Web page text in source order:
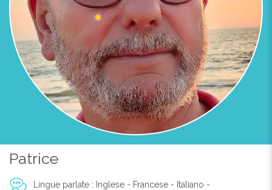
Patrice
Lingue parlate : Inglese - Francese - Italiano -